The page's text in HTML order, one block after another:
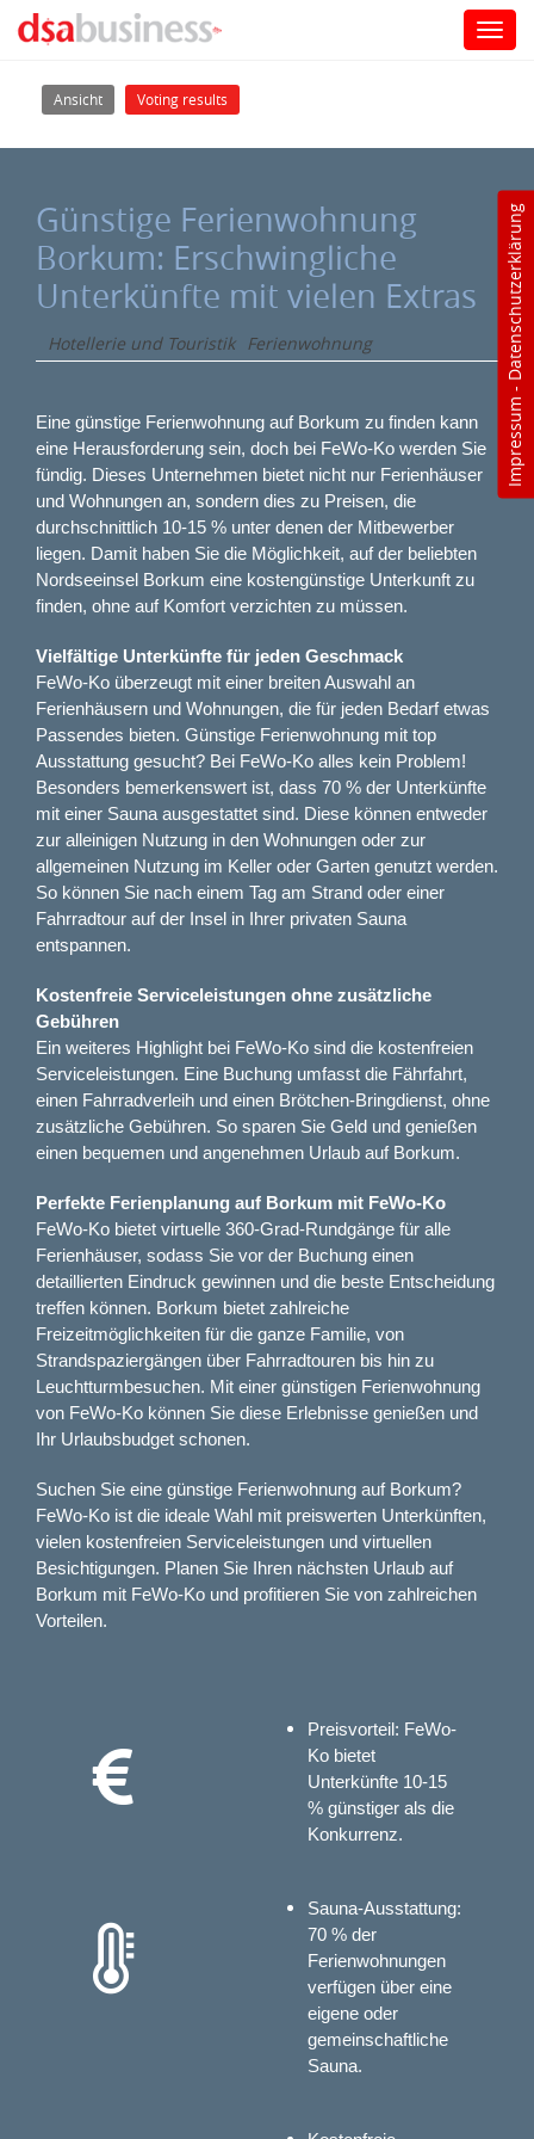
Impressum
-
Datenschutzerklärung
Haupt-Reiter
Ansicht (aktiver Reiter)
Voting results
Günstige Ferienwohnung
Borkum: Erschwingliche
Unterkünfte mit vielen Extras
Hotellerie und Touristik Ferienwohnung
Eine günstige Ferienwohnung auf Borkum zu finden kann
eine Herausforderung sein, doch bei FeWo-Ko werden Sie
fündig. Dieses Unternehmen bietet nicht nur Ferienhäuser
und Wohnungen an, sondern dies zu Preisen, die
durchschnittlich 10-15 % unter denen der Mitbewerber
liegen. Damit haben Sie die Möglichkeit, auf der beliebten
Nordseeinsel Borkum eine kostengünstige Unterkunft zu
finden, ohne auf Komfort verzichten zu müssen.
Vielfältige Unterkünfte für jeden Geschmack
FeWo-Ko überzeugt mit einer breiten Auswahl an
Ferienhäusern und Wohnungen, die für jeden Bedarf etwas
Passendes bieten. Günstige Ferienwohnung mit top
Ausstattung gesucht? Bei FeWo-Ko alles kein Problem!
Besonders bemerkenswert ist, dass 70 % der Unterkünfte
mit einer Sauna ausgestattet sind. Diese können entweder
zur alleinigen Nutzung in den Wohnungen oder zur
allgemeinen Nutzung im Keller oder Garten genutzt werden.
So können Sie nach einem Tag am Strand oder einer
Fahrradtour auf der Insel in Ihrer privaten Sauna
entspannen.
Kostenfreie Serviceleistungen ohne zusätzliche
Gebühren
Ein weiteres Highlight bei FeWo-Ko sind die kostenfreien
Serviceleistungen. Eine Buchung umfasst die Fährfahrt,
einen Fahrradverleih und einen Brötchen-Bringdienst, ohne
zusätzliche Gebühren. So sparen Sie Geld und genießen
einen bequemen und angenehmen Urlaub auf Borkum.
Perfekte Ferienplanung auf Borkum mit FeWo-Ko
FeWo-Ko bietet virtuelle 360-Grad-Rundgänge für alle
Ferienhäuser, sodass Sie vor der Buchung einen
detaillierten Eindruck gewinnen und die beste Entscheidung
treffen können. Borkum bietet zahlreiche
Freizeitmöglichkeiten für die ganze Familie, von
Strandspaziergängen über Fahrradtouren bis hin zu
Leuchtturmbesuchen. Mit einer günstigen Ferienwohnung
von FeWo-Ko können Sie diese Erlebnisse genießen und
Ihr Urlaubsbudget schonen.
Suchen Sie eine günstige Ferienwohnung auf Borkum?
FeWo-Ko ist die ideale Wahl mit preiswerten Unterkünften,
vielen kostenfreien Serviceleistungen und virtuellen
Besichtigungen. Planen Sie Ihren nächsten Urlaub auf
Borkum mit FeWo-Ko und profitieren Sie von zahlreichen
Vorteilen.
Preisvorteil: FeWo-
Ko bietet
Unterkünfte 10-15
% günstiger als die
Konkurrenz.
Sauna-Ausstattung:
70 % der
Ferienwohnungen
verfügen über eine
eigene oder
gemeinschaftliche
Sauna.